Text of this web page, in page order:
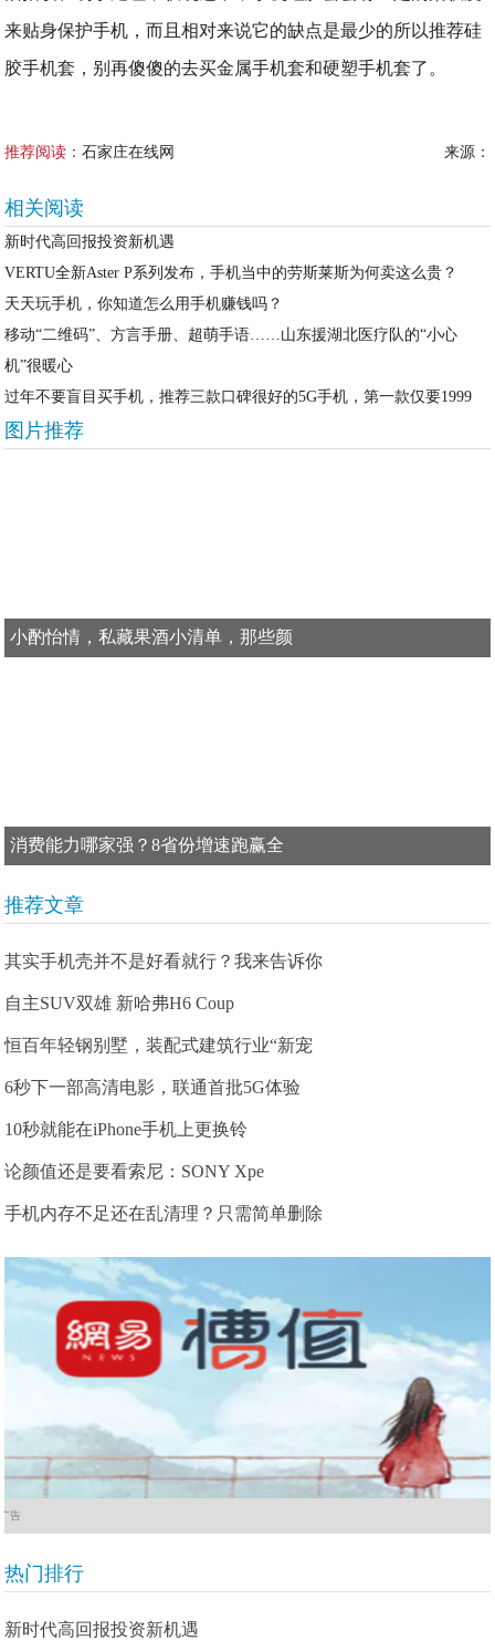
来贴身保护手机，而且相对来说它的缺点是最少的所以推荐硅
胶手机套，别再傻傻的去买金属手机套和硬塑手机套了。
推荐阅读：石家庄在线网 来源：
相关阅读
新时代高回报投资新机遇
VERTU全新Aster P系列发布，手机当中的劳斯莱斯为何卖这么贵？
天天玩手机，你知道怎么用手机赚钱吗？
移动“二维码”、方言手册、超萌手语……山东援湖北医疗队的“小心
机”很暖心
过年不要盲目买手机，推荐三款口碑很好的5G手机，第一款仅要1999
图片推荐
小酌怡情，私藏果酒小清单，那些颜
消费能力哪家强？8省份增速跑赢全
推荐文章
其实手机壳并不是好看就行？我来告诉你
自主SUV双雄 新哈弗H6 Coup
恒百年轻钢别墅，装配式建筑行业“新宠
6秒下一部高清电影，联通首批5G体验
10秒就能在iPhone手机上更换铃
论颜值还是要看索尼：SONY Xpe
手机内存不足还在乱清理？只需简单删除
广告
热门排行
新时代高回报投资新机遇